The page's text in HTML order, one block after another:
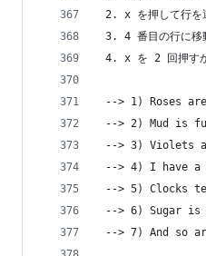
2. x を押して行を
3. 4 番目の行に移
4. x を 2 回押す
--> 1) Roses
--> 2) Mud is
--> 3) Violets
--> 4) I have a
--> 5) Clocks
--> 6) Sugar is
--> 7) And so